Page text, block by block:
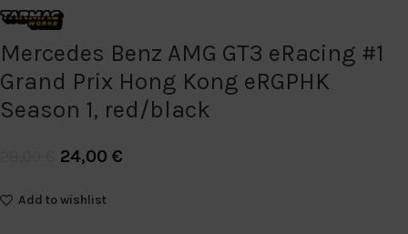
Mercedes Benz AMG GT3 eRacing #1
Grand Prix Hong Kong eRGPHK
Season 1, red/black
24,00 €
Add to wishlist